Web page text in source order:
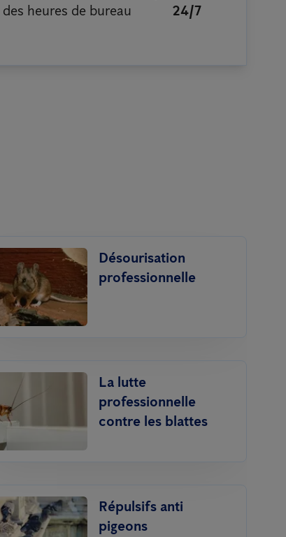
des heures de bureau
24/7
Désourisation
professionnelle
La lutte
professionnelle
contre les blattes
Répulsifs anti
pigeons